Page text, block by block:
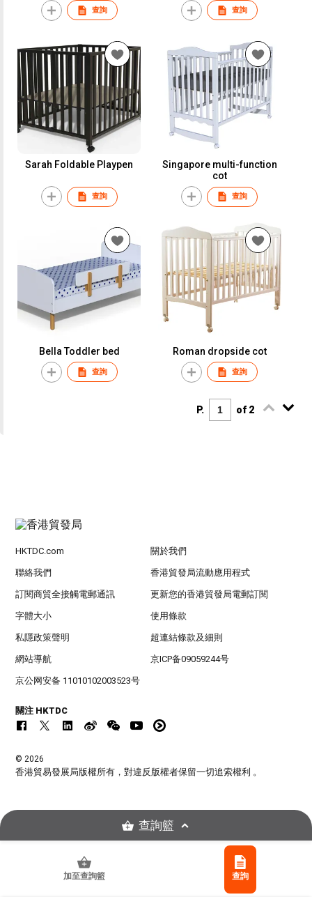
查詢 查詢
Sarah Foldable Playpen
查詢
Singapore multi-function
cot
查詢
Bella Toddler bed
查詢
Roman dropside cot
查詢
P. of 2
加至查詢籃 查詢
HKTDC.com 關於我們
聯絡我們 香港貿發局流動應用程式
訂閱商貿全接觸電郵通訊 更新您的香港貿發局電郵訂閱
字體大小 使用條款
私隱政策聲明 超連結條款及細則
網站導航 京ICP备09059244号
京公网安备 11010102003523号
關注 HKTDC
© 2026
香港貿易發展局版權所有，對違反版權者保留一切追索權利 。
查詢籃